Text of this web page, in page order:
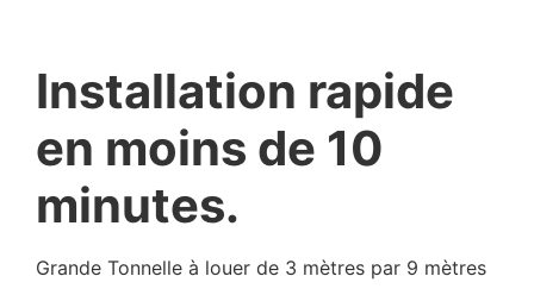
Installation rapide
en moins de 10
minutes.
Grande Tonnelle à louer de 3 mètres par 9 mètres